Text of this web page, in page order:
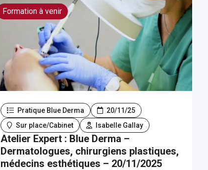
Formation à venir
Pratique Blue Derma
20/11/25
Sur place/Cabinet
Isabelle Gallay
Atelier Expert : Blue Derma –
Dermatologues, chirurgiens plastiques,
médecins esthétiques – 20/11/2025